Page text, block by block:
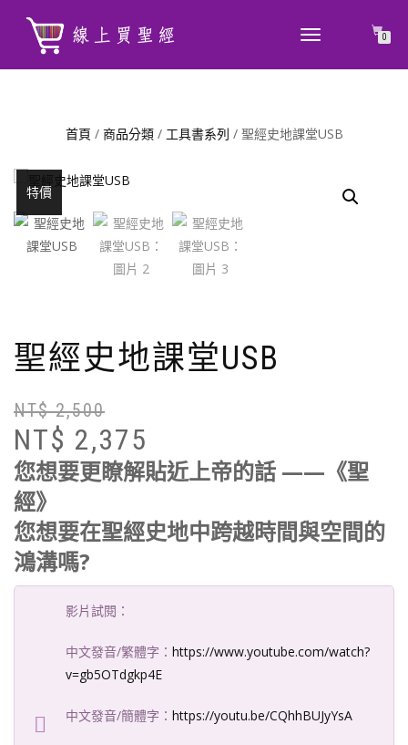
TOGGLE
0
首頁 / 商品分類/ 工具書系列 / 聖經史地課堂USB
特價
聖經史地課堂USB
NT$2,500
NT$ 2,375
您想要更瞭解貼近上帝的話 ——《聖
經》
您想要在聖經史地中跨越時間與空間的
鴻溝嗎?
影片試閱：
中文發音/繁體字： https://www.youtube.com/watch?
v=gb5OTdgkp4E
中文發音/簡體字： https://youtu.be/CQhhBUJyYsA